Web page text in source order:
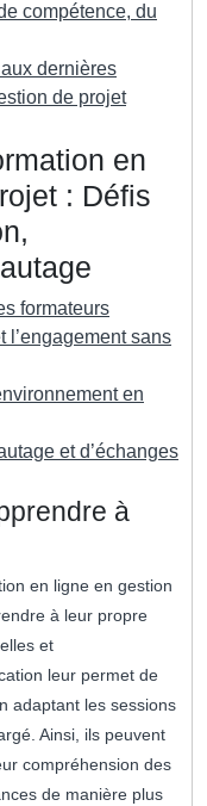
compétence, du
dernières
de projet
en
: Défis
formateurs
l’engagement sans
en
et d’échanges
à
en ligne en gestion
à leur propre
et
leur permet de
adaptant les sessions
Ainsi, ils peuvent
compréhension des
de manière plus